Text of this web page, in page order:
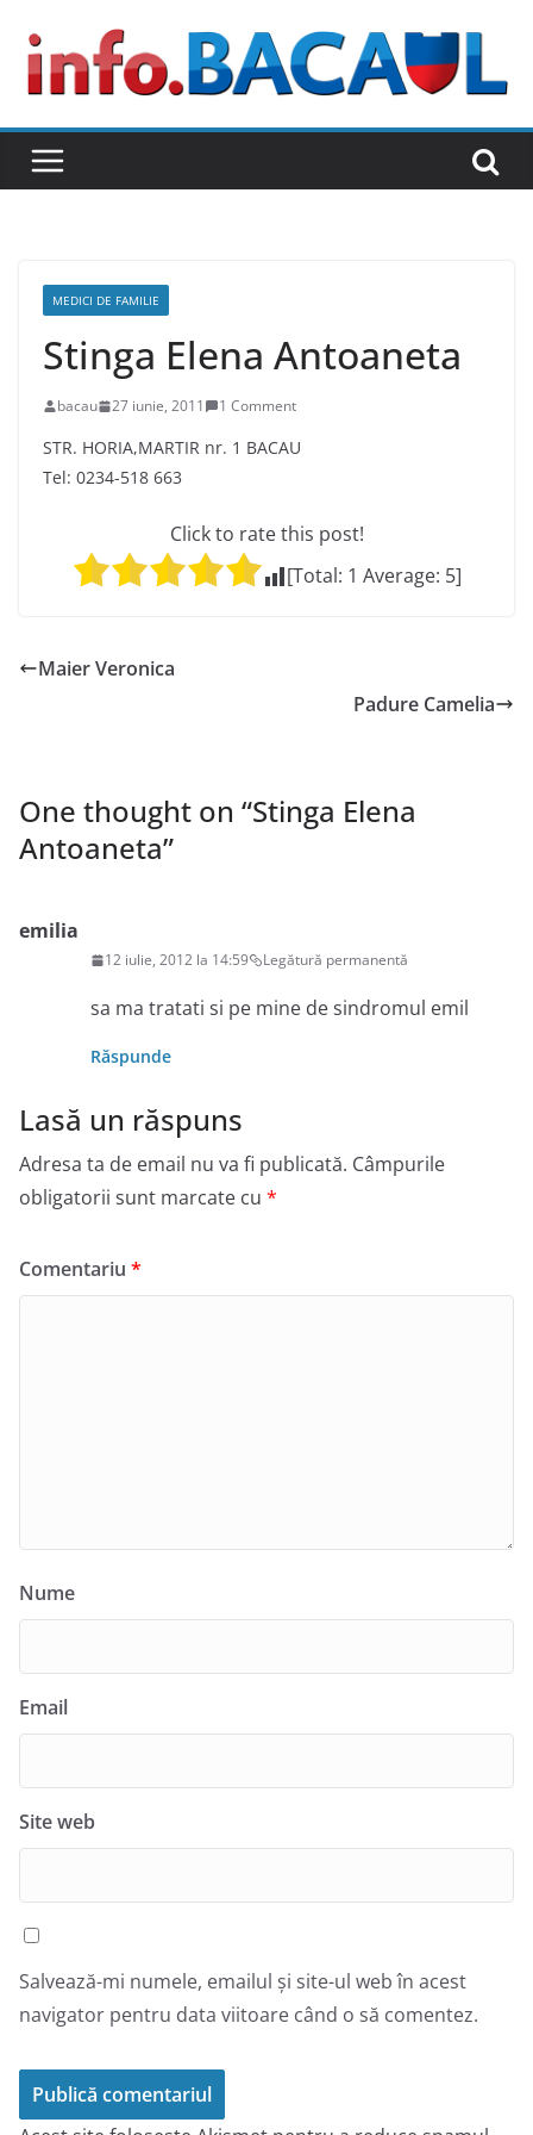
content
MEDICI DE FAMILIE
Stinga Elena Antoaneta
bacau 27 iunie, 2011 1 Comment
STR. HORIA,MARTIR nr. 1 BACAU
Tel: 0234-518 663
Click to rate this post!
[Total: 1 Average: 5]
Maier Veronica
Padure Camelia
One thought on “Stinga Elena
Antoaneta”
emilia
12 iulie, 2012 la 14:59 Legătură permanentă
sa ma tratati si pe mine de sindromul emil
Răspunde
Lasă un răspuns
Adresa ta de email nu va fi publicată. Câmpurile
obligatorii sunt marcate cu *
Comentariu *
Nume
Email
Site web
Salvează-mi numele, emailul și site-ul web în acest
navigator pentru data viitoare când o să comentez.